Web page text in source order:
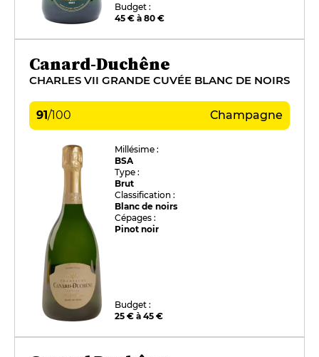
Budget :
45 € à 80 €
Canard-Duchêne
CHARLES VII GRANDE CUVÉE BLANC DE NOIRS
91/100 Champagne
Millésime :
BSA
Type :
Brut
Classification :
Blanc de noirs
Cépages :
Pinot noir
Budget :
25 € à 45 €